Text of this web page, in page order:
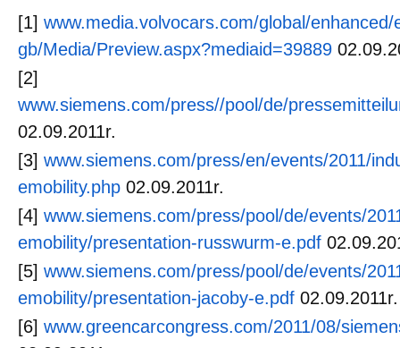
[1] www.media.volvocars.com/global/enhanced/
gb/Media/Preview.aspx?mediaid=39889
[2]
www.siemens.com/press//pool/de/
02.09.2011r.
[3] www.siemens.com/press/en/events/2011/
emobility.php 02.09.2011r.
[4] www.siemens.com/press/pool/de/events/
emobility/presentation-russwurm-e.pdf
[5] www.siemens.com/press/pool/de/events/
emobility/presentation-jacoby-e.pdf 02.09.2011r.
[6] www.greencarcongress.com/2011/08/